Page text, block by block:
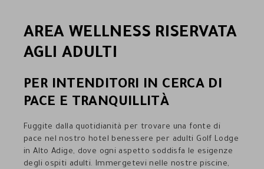
AREA WELLNESS RISERVATA
AGLI ADULTI
PER INTENDITORI IN CERCA DI
PACE E TRANQUILLITÀ
Fuggite dalla quotidianità per trovare una fonte di
pace nel nostro hotel benessere per adulti Golf Lodge
in Alto Adige, dove ogni aspetto soddisfa le esigenze
degli ospiti adulti. Immergetevi nelle nostre piscine,